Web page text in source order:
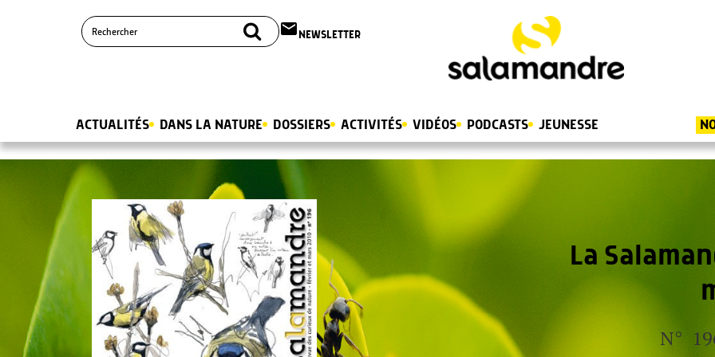
email NEWSLETTER
ACTUALITÉS DANS LA NATURE DOSSIERS ACTIVITÉS VIDÉOS PODCASTS JEUNESSE
La
N°